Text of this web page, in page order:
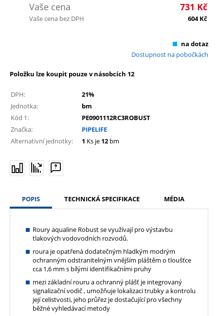
Vaše cena 731 Kč
Vaše cena bez DPH 604Kč
na dotaz
Dostupnost na pobočkách
Položku lze koupit pouze v násobcích 12
DPH:
21%
Jednotka:
bm
Kód 1:
PE0901112RC3ROBUST
Značka:
PIPELIFE
Alternativní jednotky:
1 Ks je 12 bm
POPIS TECHNICKÁ SPECIFIKACE MÉDIA
Roury aqualine Robust se využívají pro výstavbu
tlakových vodovodních rozvodů.
roura je opatřená dodatečným hladkým modrým
ochranným odstranitelným vnějším pláštěm o tloušťce
cca 1,6 mm s bílými identifikačními pruhy
mezi základní rouru a ochranný plášť je integrovaný
signalizační vodič , umožňuje lokalizaci trubky a kontrolu
její celistvosti, jeho průřez je dostačující pro všechny
běžné vyhledávací metody